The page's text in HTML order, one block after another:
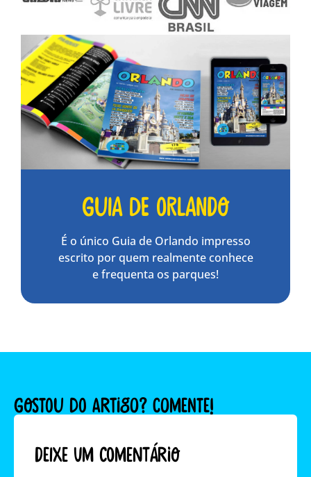
Guia de Orlando
É o único Guia de Orlando impresso
escrito por quem realmente conhece
e frequenta os parques!
GOSTOU DO ARTIGO? COMENTE!
Deixe um comentário